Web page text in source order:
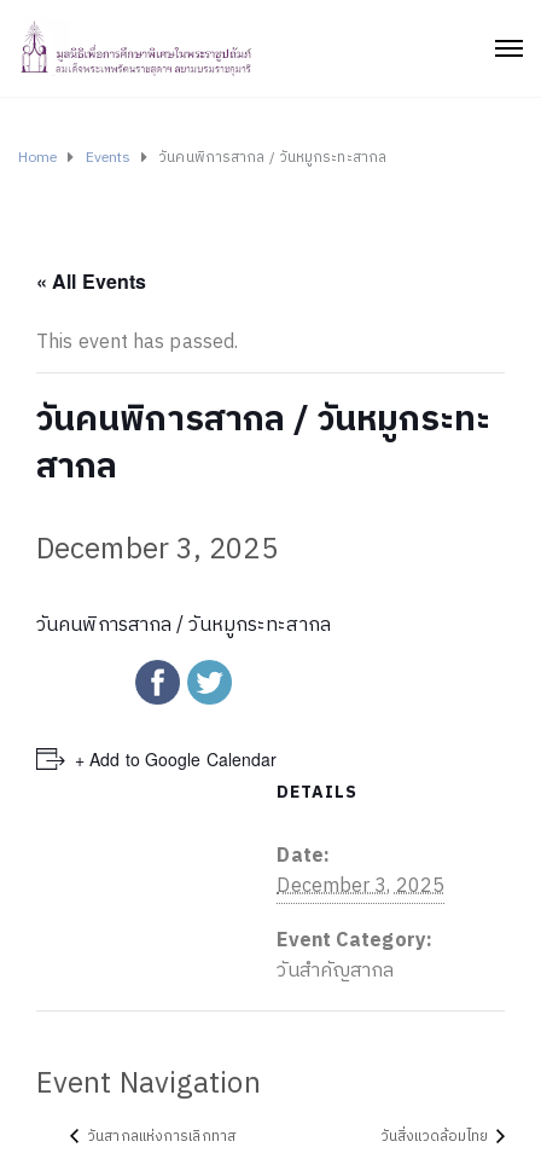
Home Events วันคนพิการสากล / วันหมูกระทะสากล
« All Events
This event has passed.
วันคนพิการสากล / วันหมูกระทะ
สากล
December 3, 2025
วันคนพิการสากล / วันหมูกระทะสากล
+ Add to Google Calendar
DETAILS
Date:
December 3, 2025
Event Category:
วันสำคัญสากล
Event Navigation
วันสากลแห่งการเลิกทาส วันสิ่งแวดล้อมไทย